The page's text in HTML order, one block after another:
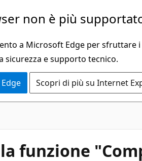
non è più
a Microsoft Edge per sfruttare
sicurezza e supporto tecnico.
Scopri di più su Internet
funzione